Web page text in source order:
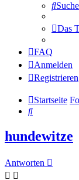
Suche
Das
FAQ
Anmelden
Registrieren
Startseite
Suche
hundewitze
Antworten